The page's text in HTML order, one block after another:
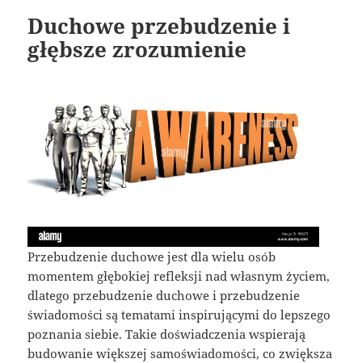
Duchowe przebudzenie i
głębsze zrozumienie
Przebudzenie duchowe jest dla wielu osób
momentem głębokiej refleksji nad własnym życiem,
dlatego przebudzenie duchowe i przebudzenie
świadomości są tematami inspirującymi do lepszego
poznania siebie. Takie doświadczenia wspierają
budowanie większej samoświadomości, co zwiększa